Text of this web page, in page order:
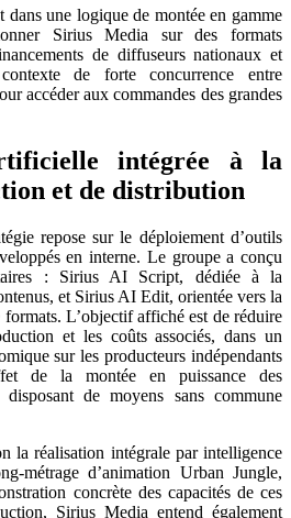
dans une logique de montée en gamme
Sirius Media sur des formats
de diffuseurs nationaux et
de forte concurrence entre
accéder aux commandes des grandes
intégrée à la
et de distribution
repose sur le déploiement d’outils
en interne. Le groupe a conçu
: Sirius AI Script, dédiée à la
et Sirius AI Edit, orientée vers la
L’objectif affiché est de réduire
et les coûts associés, dans un
sur les producteurs indépendants
de la montée en puissance des
disposant de moyens sans commune
la réalisation intégrale par intelligence
métrage d’animation Urban Jungle,
concrète des capacités de ces
Sirius Media entend également